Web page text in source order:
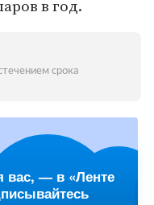
в год.
срока
вас, — в «Ленте